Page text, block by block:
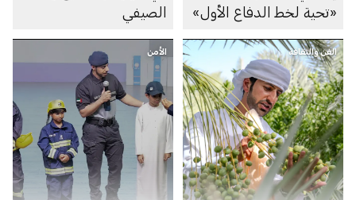
«تحية لخط الدفاع الأول»
الصيفي
الفن والثقافة الأمن